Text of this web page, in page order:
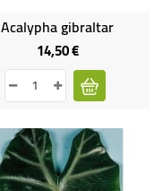
Acalypha gibraltar
14,50 €Prix